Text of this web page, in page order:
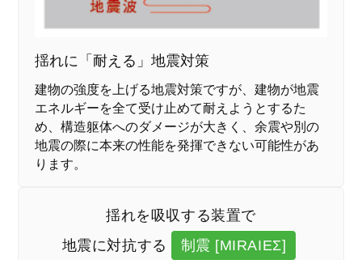
揺れに「耐える」地震対策
建物の強度を上げる地震対策ですが、建物が地震
エネルギーを全て受け止めて耐えようとするた
め、構造躯体へのダメージが大きく、余震や別の
地震の際に本来の性能を発揮できない可能性があ
ります。
揺れを吸収する装置で
地震に対抗する
制震 [MIRAIEΣ]